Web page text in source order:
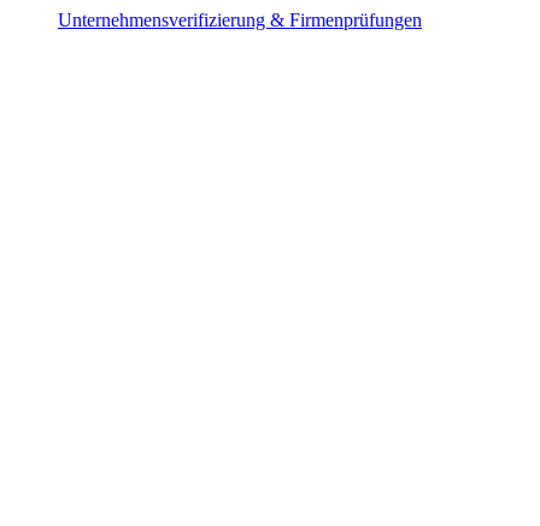
Unternehmensverifizierung & Firmenprüfungen